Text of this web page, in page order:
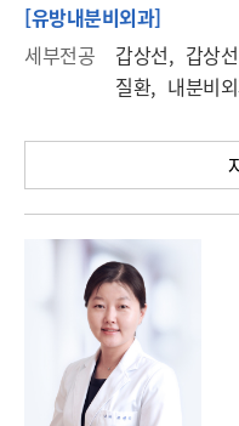
[유방내분비외과]
세부전공
갑상선, 갑상
질환, 내분비